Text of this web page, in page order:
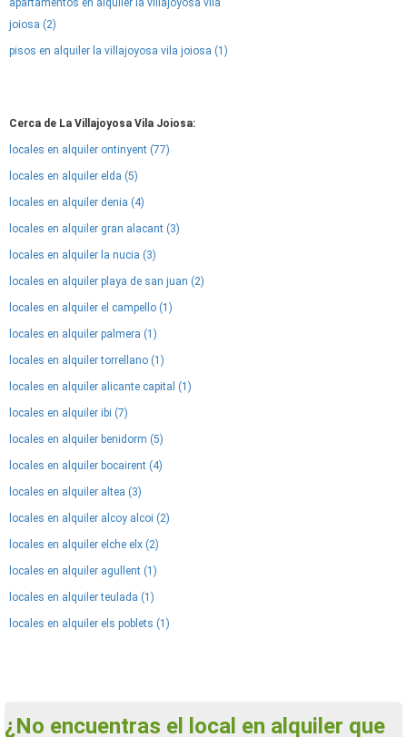
apartamentos en alquiler la villajoyosa vila
joiosa (2)
pisos en alquiler la villajoyosa vila joiosa (1)
Cerca de La Villajoyosa Vila Joiosa:
locales en alquiler ontinyent (77)
locales en alquiler elda (5)
locales en alquiler denia (4)
locales en alquiler gran alacant (3)
locales en alquiler la nucia (3)
locales en alquiler playa de san juan (2)
locales en alquiler el campello (1)
locales en alquiler palmera (1)
locales en alquiler torrellano (1)
locales en alquiler alicante capital (1)
locales en alquiler ibi (7)
locales en alquiler benidorm (5)
locales en alquiler bocairent (4)
locales en alquiler altea (3)
locales en alquiler alcoy alcoi (2)
locales en alquiler elche elx (2)
locales en alquiler agullent (1)
locales en alquiler teulada (1)
locales en alquiler els poblets (1)
¿No encuentras el local en alquiler que